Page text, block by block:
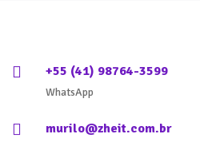
+55 (41) 98764-3599
WhatsApp
murilo@zheit.com.br